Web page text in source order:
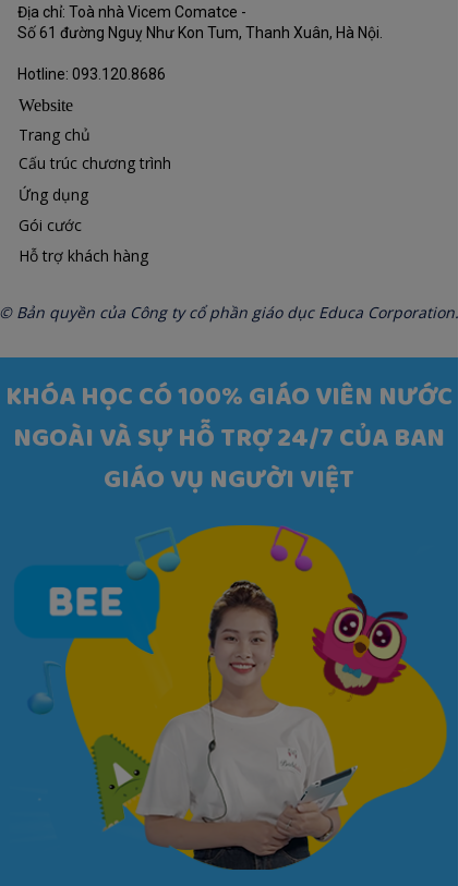
Trang chủ
Cấu trúc chương trình
Ứng dụng
Gói cước
Hỗ trợ khách hàng
Website
© Bản quyền của Công ty cổ phần giáo dục Educa Corporation.
Địa chỉ: Toà nhà Vicem Comatce -
Số 61 đường Nguỵ Như Kon Tum, Thanh Xuân, Hà Nội.
Hotline: 093.120.8686
KHÓA HỌC CÓ 100% GIÁO VIÊN NƯỚC
NGOÀI VÀ SỰ HỖ TRỢ 24/7 CỦA BAN
GIÁO VỤ NGƯỜI VIỆT